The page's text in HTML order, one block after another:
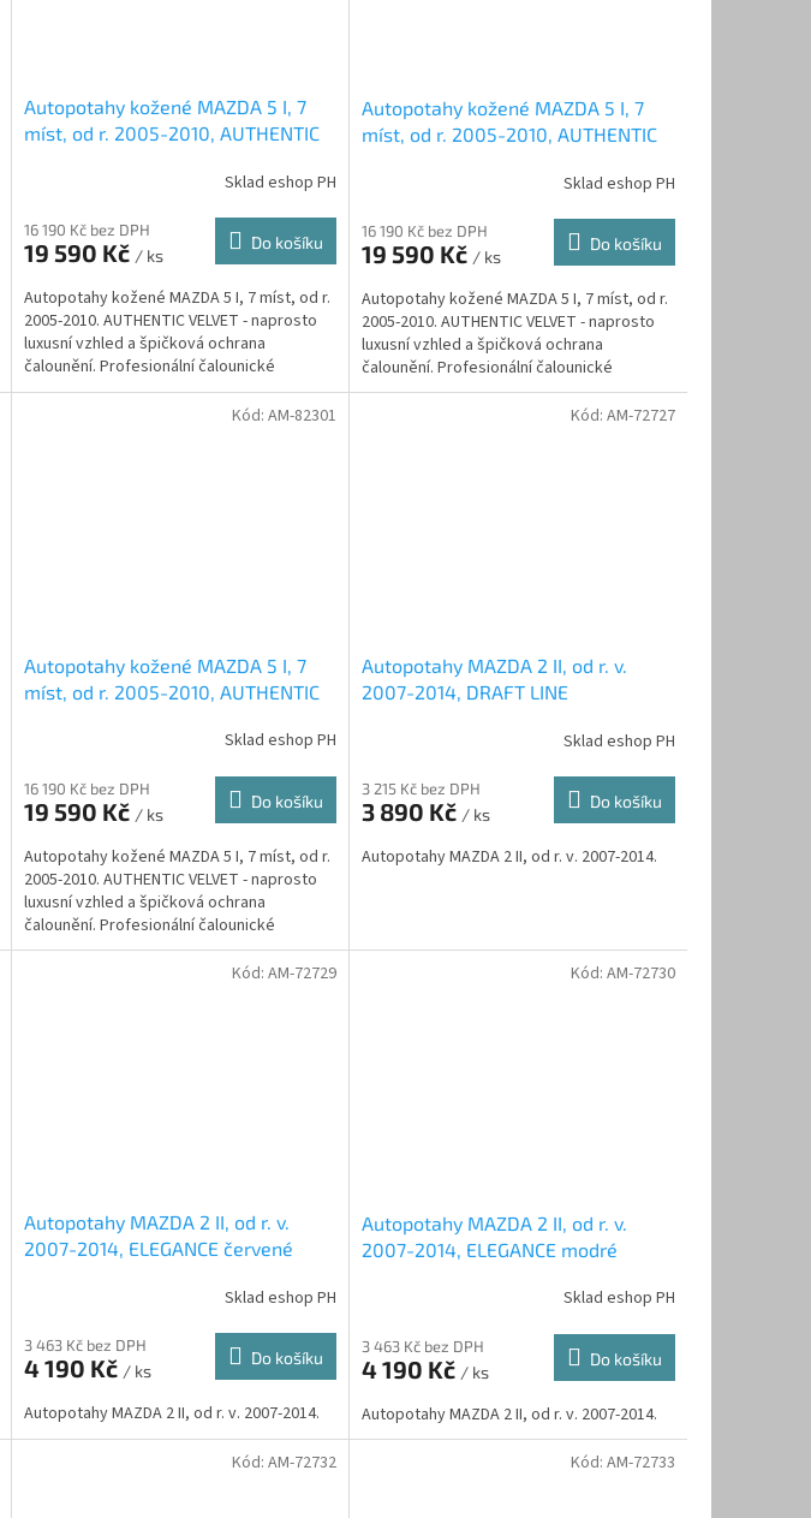
Autopotahy kožené MAZDA 5 I, 7
míst, od r. 2005-2010, AUTHENTIC
Sklad eshop PH
16 190 Kč bez DPH
19 590 Kč / ks
Do košíku
Autopotahy kožené MAZDA 5 I, 7 míst, od r.
2005-2010. AUTHENTIC VELVET - naprosto
luxusní vzhled a špičková ochrana
čalounění. Profesionální čalounické
zpracování. Automobilová...
Autopotahy kožené MAZDA 5 I, 7
míst, od r. 2005-2010, AUTHENTIC
Sklad eshop PH
16 190 Kč bez DPH
19 590 Kč / ks
Do košíku
Autopotahy kožené MAZDA 5 I, 7 míst, od r.
2005-2010. AUTHENTIC VELVET - naprosto
luxusní vzhled a špičková ochrana
čalounění. Profesionální čalounické
zpracování. Automobilová...
Autopotahy kožené MAZDA 5 I, 7
míst, od r. 2005-2010, AUTHENTIC
Sklad eshop PH
16 190 Kč bez DPH
19 590 Kč / ks
Do košíku
Autopotahy kožené MAZDA 5 I, 7 míst, od r.
2005-2010. AUTHENTIC VELVET - naprosto
luxusní vzhled a špičková ochrana
čalounění. Profesionální čalounické
zpracování. Automobilová...
Kód: AM-82301
Autopotahy MAZDA 2 II, od r. v.
2007-2014, DRAFT LINE
Sklad eshop PH
3 215 Kč bez DPH
3 890 Kč / ks
Do košíku
Autopotahy MAZDA 2 II, od r. v. 2007-2014.
Kód: AM-72727
Autopotahy MAZDA 2 II, od r. v.
2007-2014, ELEGANCE červené
Sklad eshop PH
3 463 Kč bez DPH
4 190 Kč / ks
Do košíku
Autopotahy MAZDA 2 II, od r. v. 2007-2014.
Kód: AM-72729
Autopotahy MAZDA 2 II, od r. v.
2007-2014, ELEGANCE modré
Sklad eshop PH
3 463 Kč bez DPH
4 190 Kč / ks
Do košíku
Autopotahy MAZDA 2 II, od r. v. 2007-2014.
Kód: AM-72730
Kód: AM-72732 Kód: AM-72733